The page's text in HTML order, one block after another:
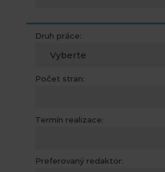
Druh práce:
Vyberte
Počet stran:
Termín realizace:
Preferovaný redaktor: